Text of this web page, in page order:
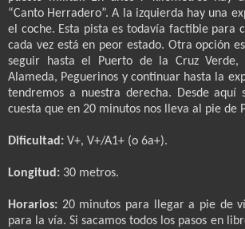
“Canto Herradero”. A la izquierda hay una
el coche. Esta pista es todavía factible para
cada vez está en peor estado. Otra opción
seguir hasta el Puerto de la Cruz
Alameda, Peguerinos y continuar hasta la
tendremos a nuestra derecha. Desde aquí
cuesta que en 20 minutos nos lleva al pie de
Dificultad: V+, V+/A1+ (o 6a+).
Longitud: 30 metros.
Horarios: 20 minutos para llegar a pie de
para la vía. Si sacamos todos los pasos en